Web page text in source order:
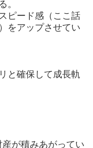
。
ピード感（ここ話
をアップさせてい
と確保して成長軌
が積みあがってい